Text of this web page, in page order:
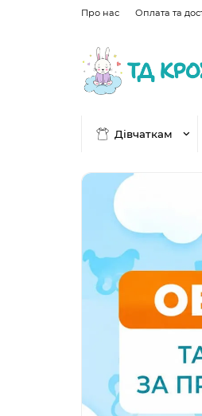
Про нас Оплата та
Дівчаткам